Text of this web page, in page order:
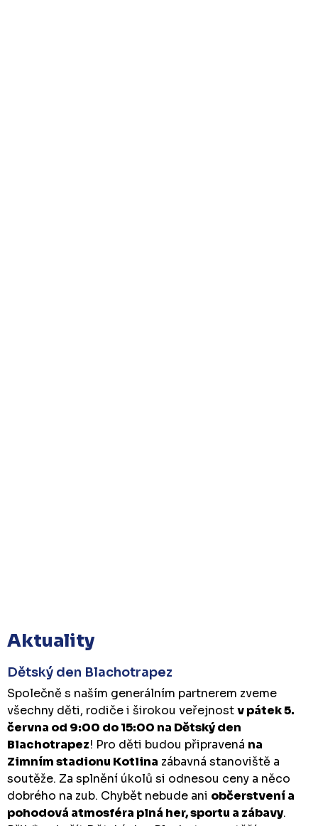
Aktuality
Dětský den Blachotrapez
Společně s naším generálním partnerem zveme
všechny děti, rodiče i širokou veřejnostv pátek 5.
června od 9:00 do 15:00 na Dětský den
Blachotrapez! Pro děti budou připravená na
Zimním stadionu Kotlina zábavná stanoviště a
soutěže. Za splnění úkolů si odnesou ceny a něco
dobrého na zub. Chybět nebude ani občerstvení a
pohodová atmosféra plná her, sportu a zábavy.